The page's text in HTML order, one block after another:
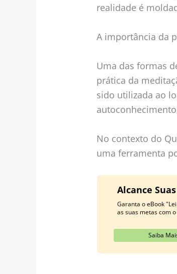
realidade é
A importância da
Uma das formas
prática da
sido utilizada ao
No contexto do
uma ferramenta
Alcance
Garanta o eBook
as suas metas com
Saiba